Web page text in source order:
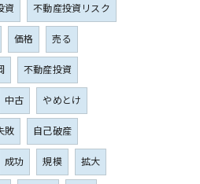
資
不動産投資リスク
価格
売る
不動産投資
中古
やめとけ
敗
自己破産
成功 規模
拡大